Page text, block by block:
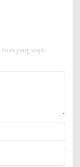
Ruas yang wajib